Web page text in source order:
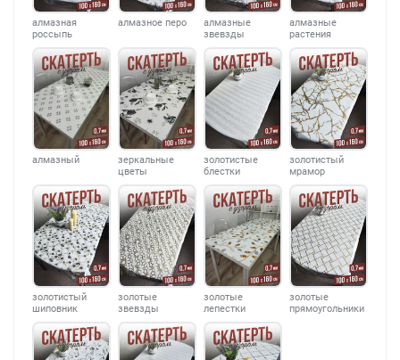
алмазная
россыпь
алмазное перо
алмазные
звевзды
алмазные
растения
алмазный
зеркальные
цветы
золотистые
блестки
золотистый
мрамор
золотистый
шиповник
золотые
звевзды
золотые
лепестки
золотые
прямоугольники